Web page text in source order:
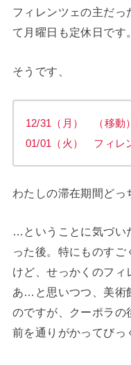
フィレンツェの主だっ
て月曜日も定休日です。
そうです、
12/31（月） （移動
01/01（火） フィレ
わたしの滞在期間どっ
…ということに気づい
った後。特にものす
けど、せっかくのフィ
あ…と思いつつ、美術
のですが、クーポラの
前を通りがかってびっ